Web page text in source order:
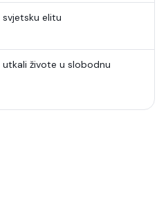
svjetsku elitu
živote u slobodnu